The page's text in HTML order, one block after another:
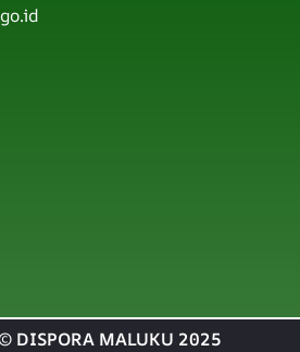
DISPORA MALUKU 2025